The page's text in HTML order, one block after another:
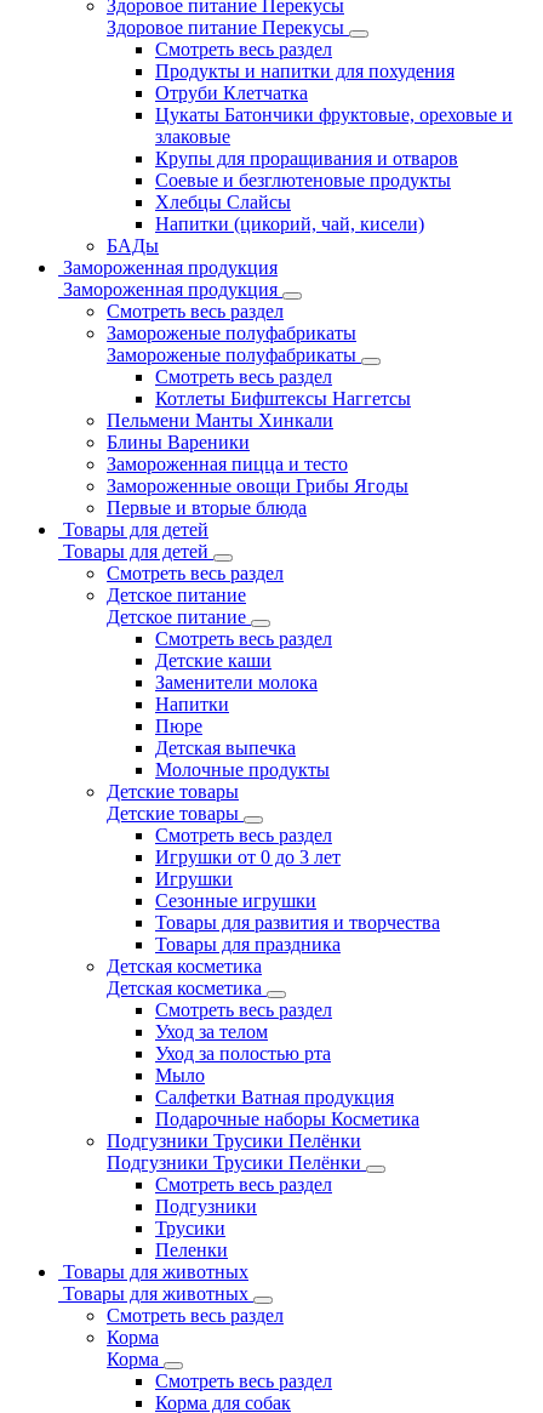
Здоровое питание Перекусы
Здоровое питание Перекусы
Смотреть весь раздел
Продукты и напитки для похудения
Отруби Клетчатка
Цукаты Батончики фруктовые, ореховые и
злаковые
Крупы для проращивания и отваров
Соевые и безглютеновые продукты
Хлебцы Слайсы
Напитки (цикорий, чай, кисели)
БАДы
Замороженная продукция
Замороженная продукция
Смотреть весь раздел
Замороженые полуфабрикаты
Замороженые полуфабрикаты
Смотреть весь раздел
Котлеты Бифштексы Наггетсы
Пельмени Манты Хинкали
Блины Вареники
Замороженная пицца и тесто
Замороженные овощи Грибы Ягоды
Первые и вторые блюда
Товары для детей
Товары для детей
Смотреть весь раздел
Детское питание
Детское питание
Смотреть весь раздел
Детские каши
Заменители молока
Напитки
Пюре
Детская выпечка
Молочные продукты
Детские товары
Детские товары
Смотреть весь раздел
Игрушки от 0 до 3 лет
Игрушки
Сезонные игрушки
Товары для развития и творчества
Товары для праздника
Детская косметика
Детская косметика
Смотреть весь раздел
Уход за телом
Уход за полостью рта
Мыло
Салфетки Ватная продукция
Подарочные наборы Косметика
Подгузники Трусики Пелёнки
Подгузники Трусики Пелёнки
Смотреть весь раздел
Подгузники
Трусики
Пеленки
Товары для животных
Товары для животных
Смотреть весь раздел
Корма
Корма
Смотреть весь раздел
Корма для собак